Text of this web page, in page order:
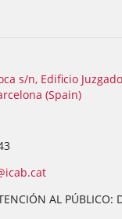
s/n, Edificio
(Spain)
AL